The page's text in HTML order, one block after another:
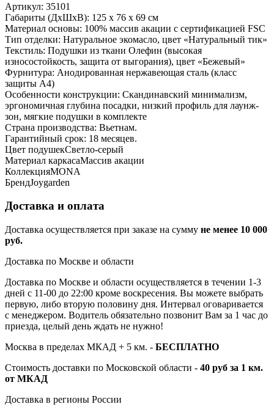
Артикул: 35101
Габариты (ДхШхВ): 125 x 76 x 69 см
Материал основы: 100% массив акации с сертификацией FSC
Тип отделки: Натуральное экомасло, цвет «Натуральный тик»
Текстиль: Подушки из ткани Олефин (высокая
износостойкость, защита от выгорания), цвет «Бежевый»
Фурнитура: Анодированная нержавеющая сталь (класс
защиты A4)
Особенности конструкции: Скандинавский минимализм,
эргономичная глубина посадки, низкий профиль для лаунж-
зон, мягкие подушки в комплекте
Страна производства: Вьетнам.
Гарантийный срок: 18 месяцев.
Цвет подушекСветло-серый
Материал каркасаМассив акации
КоллекцияMONA
БрендJoygarden
Доставка и оплата
Доставка осуществляется при заказе на сумму не менее 10 000
руб.
Доставка по Москве и области
Доставка по Москве и области осуществляется в течении 1-3
дней с 11-00 до 22:00 кроме воскресения. Вы можете выбрать
первую, либо вторую половину дня. Интервал оговаривается
с менеджером. Водитель обязательно позвонит Вам за 1 час до
приезда, целый день ждать не нужно!
Москва в пределах МКАД + 5 км. - БЕСПЛАТНО
Стоимость доставки по Московской области - 40 руб за 1 км.
от МКАД
Доставка в регионы России